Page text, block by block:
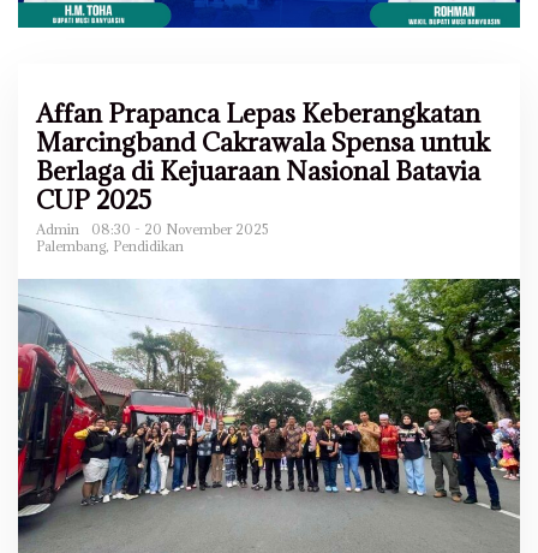
Affan Prapanca Lepas Keberangkatan
Marcingband Cakrawala Spensa untuk
Berlaga di Kejuaraan Nasional Batavia
CUP 2025
Admin
08:30 - 20 November 2025
Palembang, Pendidikan